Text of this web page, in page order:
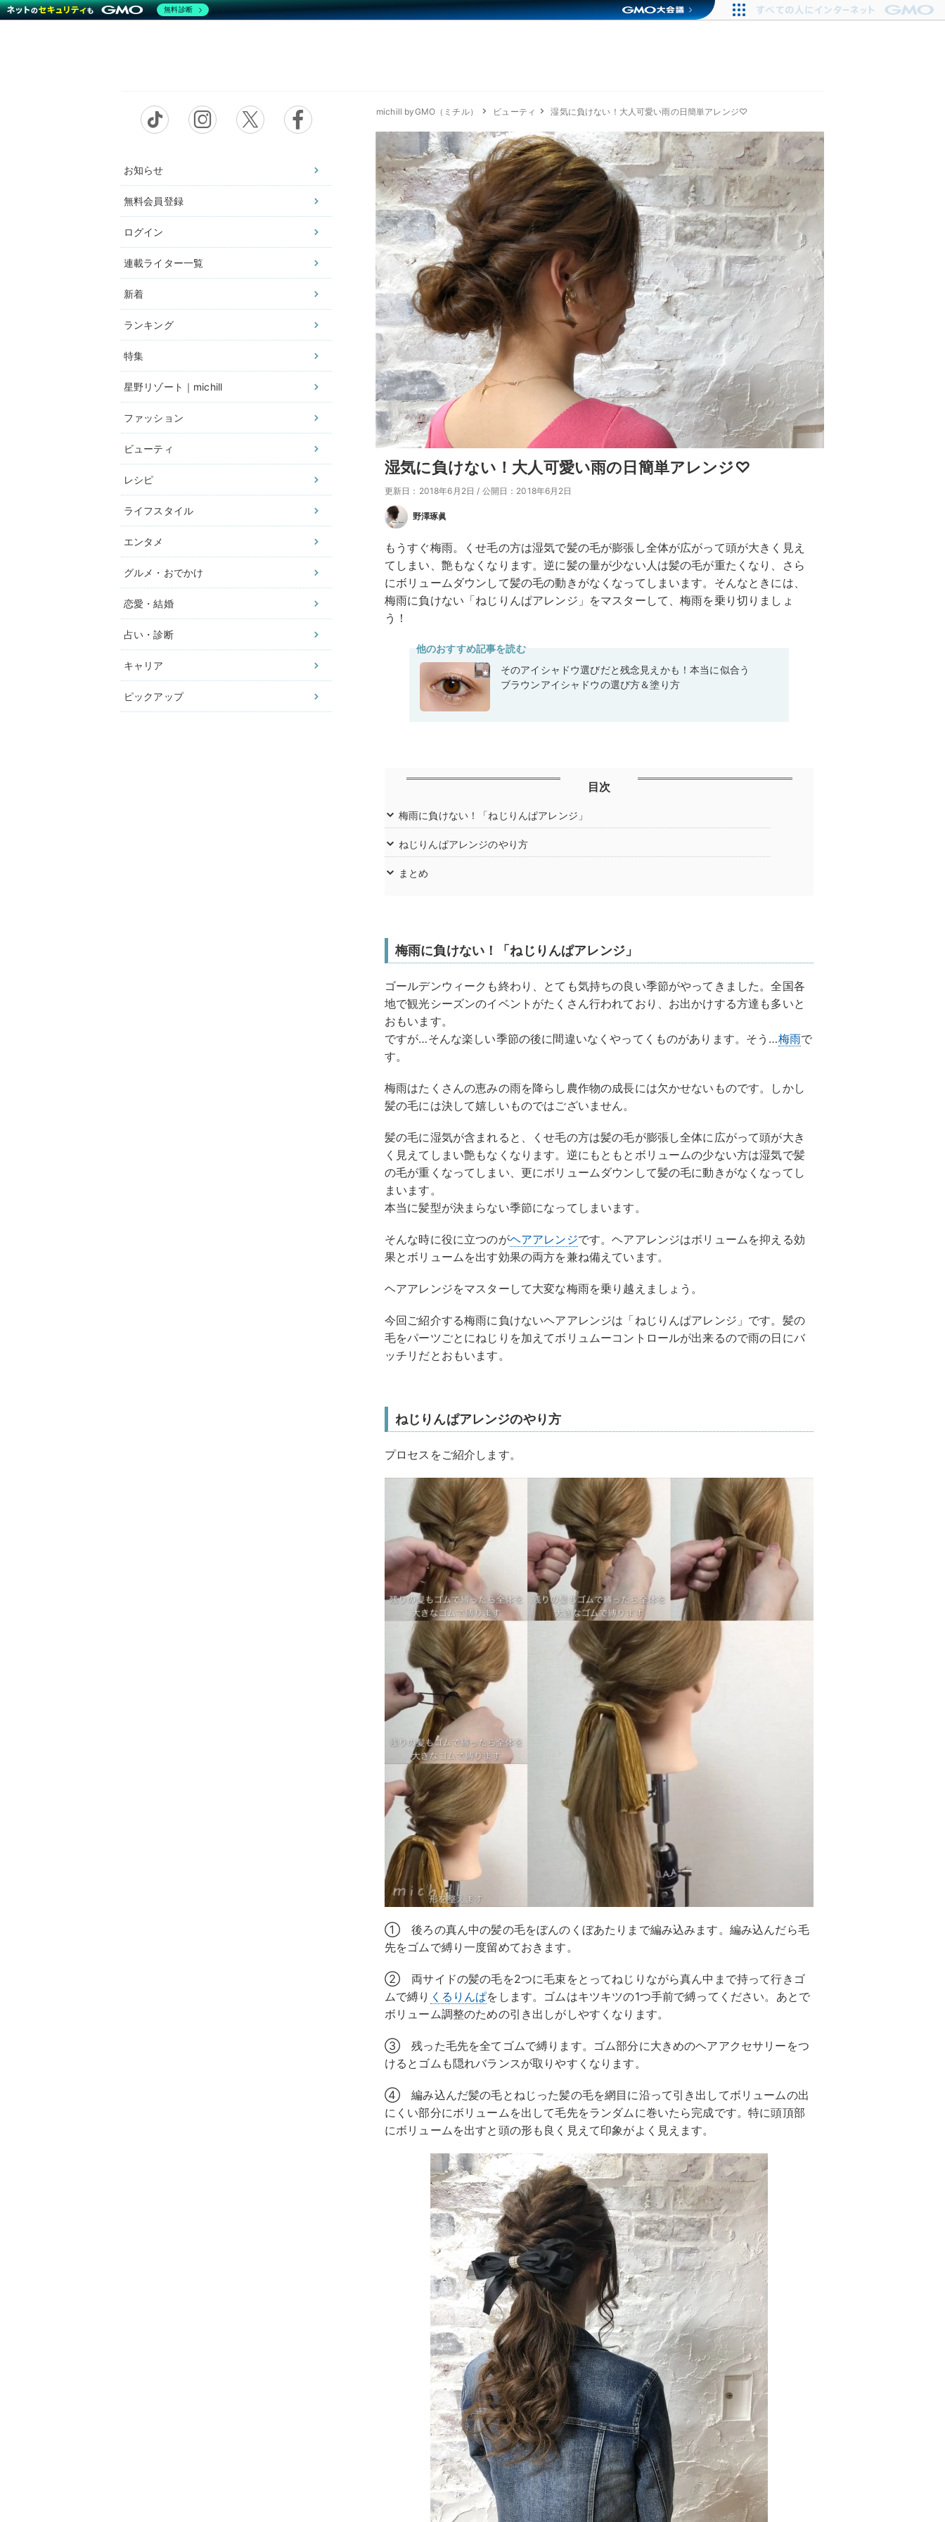
お知らせ
無料会員登録
ログイン
連載ライター一覧
新着
ランキング
特集
星野リゾート｜michill
ファッション
ビューティ
レシピ
ライフスタイル
エンタメ
グルメ・おでかけ
恋愛・結婚
占い・診断
キャリア
ピックアップ
michill byGMO（ミチル） ビューティ 湿気に負けない！大人可愛い雨の日簡単アレンジ♡
湿気に負けない！大人可愛い雨の日簡単アレンジ♡
更新日：2018年6月2日 / 公開日：2018年6月2日
野澤琢眞
もうすぐ梅雨。くせ毛の方は湿気で髪の毛が膨張し全体が広がって頭が大きく見え
てしまい、艶もなくなります。逆に髪の量が少ない人は髪の毛が重たくなり、さら
にボリュームダウンして髪の毛の動きがなくなってしまいます。そんなときには、
梅雨に負けない「ねじりんぱアレンジ」をマスターして、梅雨を乗り切りましょ
う！
他のおすすめ記事を読む
そのアイシャドウ選びだと残念見えかも！本当に似合う
ブラウンアイシャドウの選び方＆塗り方
目次
梅雨に負けない！「ねじりんぱアレンジ」
ねじりんぱアレンジのやり方
まとめ
梅雨に負けない！「ねじりんぱアレンジ」
ゴールデンウィークも終わり、とても気持ちの良い季節がやってきました。全国各
地で観光シーズンのイベントがたくさん行われており、お出かけする方達も多いと
おもいます。
ですが…そんな楽しい季節の後に間違いなくやってくものがあります。そう…梅雨で
す。
梅雨はたくさんの恵みの雨を降らし農作物の成長には欠かせないものです。しかし
髪の毛には決して嬉しいものではございません。
髪の毛に湿気が含まれると、くせ毛の方は髪の毛が膨張し全体に広がって頭が大き
く見えてしまい艶もなくなります。逆にもともとボリュームの少ない方は湿気で髪
の毛が重くなってしまい、更にボリュームダウンして髪の毛に動きがなくなってし
まいます。
本当に髪型が決まらない季節になってしまいます。
そんな時に役に立つのがヘアアレンジです。ヘアアレンジはボリュームを抑える効
果とボリュームを出す効果の両方を兼ね備えています。
ヘアアレンジをマスターして大変な梅雨を乗り越えましょう。
今回ご紹介する梅雨に負けないヘアアレンジは「ねじりんぱアレンジ」です。髪の
毛をパーツごとにねじりを加えてボリュムーコントロールが出来るので雨の日にバ
ッチリだとおもいます。
ねじりんぱアレンジのやり方
プロセスをご紹介します。
① 後ろの真ん中の髪の毛をぼんのくぼあたりまで編み込みます。編み込んだら毛
先をゴムで縛り一度留めておきます。
② 両サイドの髪の毛を2つに毛束をとってねじりながら真ん中まで持って行きゴ
ムで縛り くるりんぱをします。ゴムはキツキツの1つ手前で縛ってください。あとで
ボリューム調整のための引き出しがしやすくなります。
③ 残った毛先を全てゴムで縛ります。ゴム部分に大きめのヘアアクセサリーをつ
けるとゴムも隠れバランスが取りやすくなります。
④ 編み込んだ髪の毛とねじった髪の毛を網目に沿って引き出してボリュームの出
にくい部分にボリュームを出して毛先をランダムに巻いたら完成です。特に頭頂部
にボリュームを出すと頭の形も良く見えて印象がよく見えます。
無料診断